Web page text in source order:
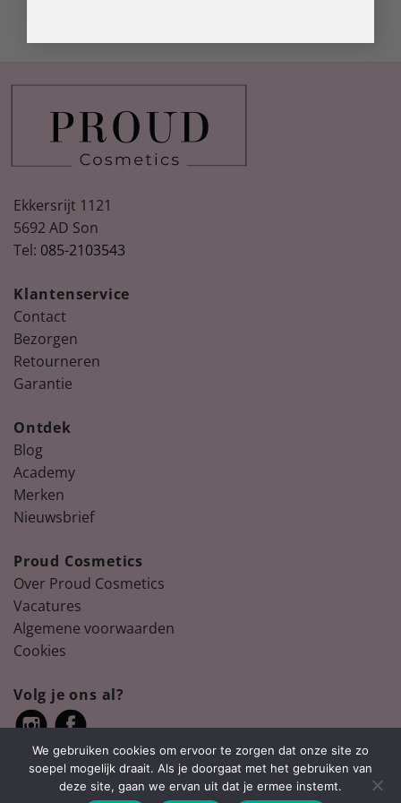
Ekkersrijt 1121
5692 AD Son
Tel: 085-2103543
Klantenservice
Contact
Bezorgen
Retourneren
Garantie
Ontdek
Blog
Academy
Merken
Nieuwsbrief
Proud Cosmetics
Over Proud Cosmetics
Vacatures
Algemene voorwaarden
Cookies
Volg je ons al?
We gebruiken cookies om ervoor te zorgen dat onze site zo
soepel mogelijk draait. Als je doorgaat met het gebruiken van
deze site, gaan we ervan uit dat je ermee instemt.